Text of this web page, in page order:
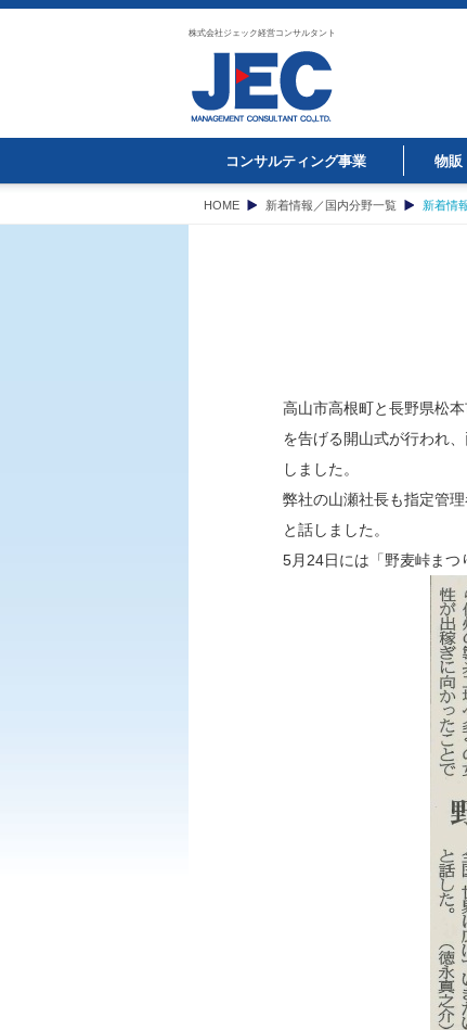
株式会社ジェック経営コンサルタント
コンサルティング事業 物販
HOME 新着情報／国内分野一覧 新着情
高山市高根町と長野県松
を告げる開山式が行われ
しました。
弊社の山瀬社長も指定管
と話しました。
5月24日には「野麦峠まつ